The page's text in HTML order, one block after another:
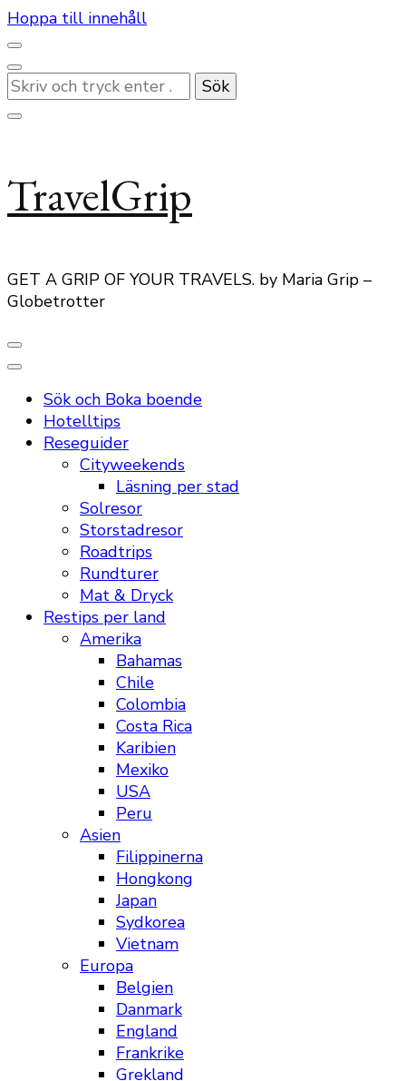
Hoppa till innehåll
Letar
du
efter
TravelGrip
GET A GRIP OF YOUR TRAVELS. by Maria Grip –
Globetrotter
Sök och Boka boende
Hotelltips
Reseguider
Cityweekends
Läsning per stad
Solresor
Storstadresor
Roadtrips
Rundturer
Mat & Dryck
Restips per land
Amerika
Bahamas
Chile
Colombia
Costa Rica
Karibien
Mexiko
USA
Peru
Asien
Filippinerna
Hongkong
Japan
Sydkorea
Vietnam
Europa
Belgien
Danmark
England
Frankrike
Grekland